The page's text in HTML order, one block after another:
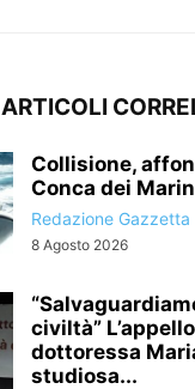
ARTICOLI
Collisione,
Conca dei
Redazione Gazzetta
8 Agosto 2026
civiltà”
dottoressa
studiosa...